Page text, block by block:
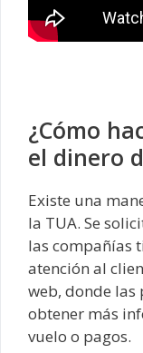
¿Cómo
el dinero
Existe una
la TUA. Se
las compañías
atención al
web, donde las
obtener más
vuelo o pagos.